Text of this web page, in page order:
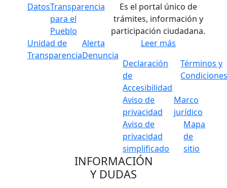
DatosTransparencia
para el
Pueblo
Unidad de
Transparencia
Alerta
Denuncia
Es el portal único de
trámites, información y
participación ciudadana.
Leer más
Declaración
de
Accesibilidad
Términos y
Aviso de
privacidad
Marco
jurídico
Aviso de
privacidad
simplificado
Mapa
de
sitio
INFORMACIÓN
Y DUDAS